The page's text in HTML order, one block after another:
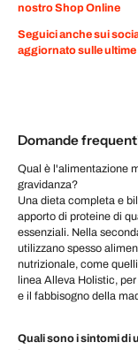
nostro Shop Online
Seguici anche sui
aggiornato sulle ultime
Domande
Qual è l'alimentazione
gravidanza?
Una dieta completa e
apporto di proteine di
essenziali. Nella
utilizzano spesso
nutrizionale, come
linea Alleva Holistic,
e il fabbisogno della
Quali sono i sintomi di